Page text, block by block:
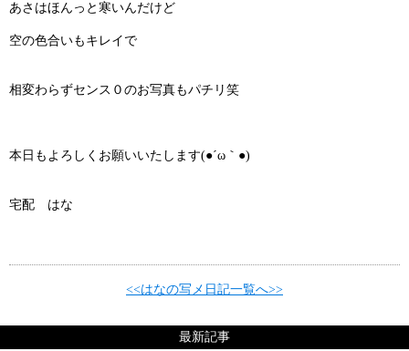
あさはほんっと寒いんだけど
空の色合いもキレイで
相変わらずセンス０のお写真もパチリ笑
本日もよろしくお願いいたします(●´ω｀●)
宅配 はな
<<はなの写メ日記一覧へ>>
最新記事